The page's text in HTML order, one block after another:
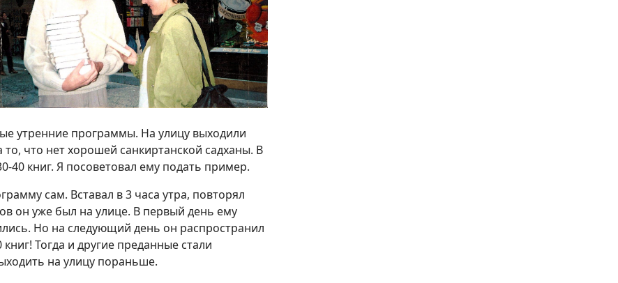
утренние программы. На улицу выходили
что нет хорошей санкиртанской садханы. В
40 книг. Я посоветовал ему подать пример.
сам. Вставал в 3 часа утра, повторял
он уже был на улице. В первый день ему
Но на следующий день он распространил
Тогда и другие преданные стали
на улицу пораньше.